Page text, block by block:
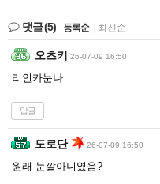
댓글(5) 등록순 최신순
오츠키 26-07-09 16:50
리인카눈나..
답글
도로단 26-07-09 16:50
원래 눈깔아니였음?